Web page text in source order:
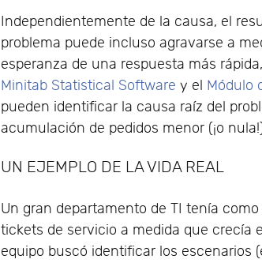
Independientemente de la causa, el
problema puede incluso agravarse a
esperanza de una respuesta más
Minitab Statistical Software y el Módulo
pueden identificar la causa raíz del
acumulación de pedidos menor (¡o
UN EJEMPLO DE LA VIDA REAL
Un gran departamento de TI tenía
tickets de servicio a medida que crecía
equipo buscó identificar los escenarios